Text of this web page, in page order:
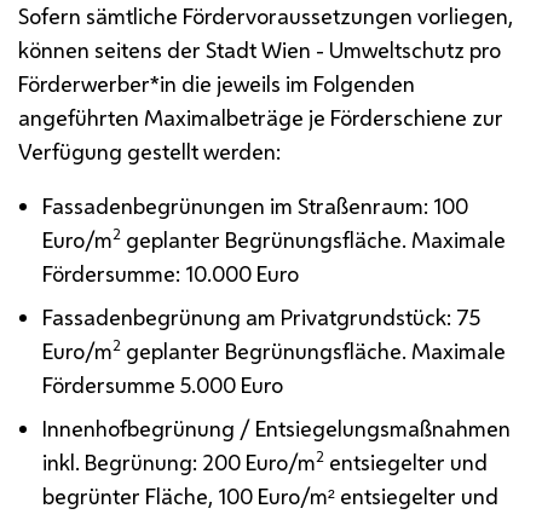
Sofern sämtliche Fördervoraussetzungen vorliegen,
können seitens der Stadt Wien - Umweltschutz pro
Förderwerber*in die jeweils im Folgenden
angeführten Maximalbeträge je Förderschiene zur
Verfügung gestellt werden:
Fassadenbegrünungen im Straßenraum: 100
Euro/m2 geplanter Begrünungsfläche. Maximale
Fördersumme: 10.000 Euro
Fassadenbegrünung am Privatgrundstück: 75
Euro/m2 geplanter Begrünungsfläche. Maximale
Fördersumme 5.000 Euro
Innenhofbegrünung / Entsiegelungsmaßnahmen
inkl. Begrünung: 200 Euro/m2 entsiegelter und
begrünter Fläche, 100 Euro/m² entsiegelter und